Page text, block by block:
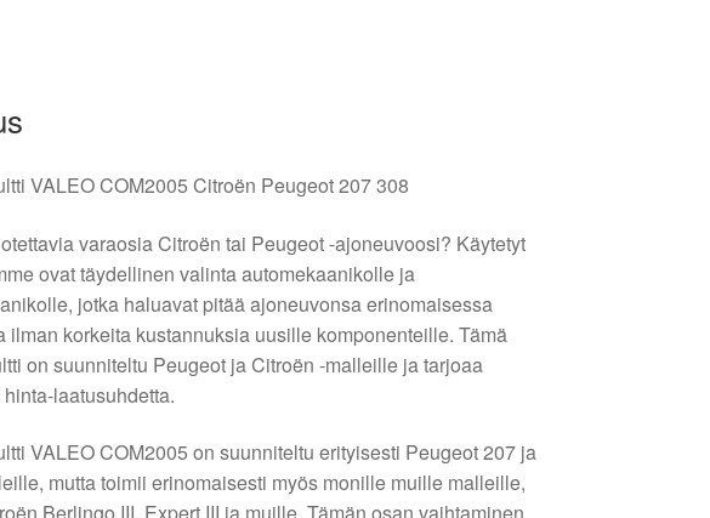
VALEO COM2005 Citroën Peugeot 207 308
varaosia Citroën tai Peugeot -ajoneuvoosi? Käytetyt
ovat täydellinen valinta automekaanikolle ja
jotka haluavat pitää ajoneuvonsa erinomaisessa
ilman korkeita kustannuksia uusille komponenteille. Tämä
on suunniteltu Peugeot ja Citroën -malleille ja tarjoaa
laatusuhdetta.
VALEO COM2005 on suunniteltu erityisesti Peugeot 207 ja
mutta toimii erinomaisesti myös monille muille malleille,